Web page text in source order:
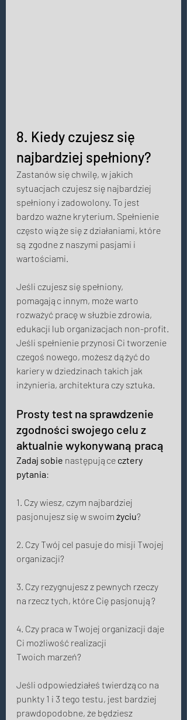
8. Kiedy czujesz się
najbardziej spełniony?
Zastanów się chwilę, w jakich
sytuacjach czujesz się najbardziej
spełniony i zadowolony. To jest
bardzo ważne kryterium. Spełnienie
często wiąże się z działaniami, które
są zgodne z naszymi pasjami i
wartościami.
Jeśli czujesz się spełniony,
pomagając innym, może warto
rozważyć pracę w służbie zdrowia,
edukacji lub organizacjach non-profit.
Jeśli spełnienie przynosi Ci tworzenie
czegoś nowego, możesz dążyć do
kariery w dziedzinach takich jak
inżynieria, architektura czy sztuka.
Prosty test na sprawdzenie
zgodności swojego celu z
aktualnie wykonywaną pracą
Zadaj sobie następujące cztery
pytania:
1. Czy wiesz, czym najbardziej
pasjonujesz się w swoim życiu?
2. Czy Twój cel pasuje do misji Twojej
organizacji?
3. Czy rezygnujesz z pewnych rzeczy
na rzecz tych, które Cię pasjonują?
4. Czy praca w Twojej organizacji daje
Ci możliwość realizacji
Twoich marzeń?
Jeśli odpowiedziałeś twierdząco na
punkty 1 i 3 tego testu, jest bardziej
prawdopodobne, że będziesz